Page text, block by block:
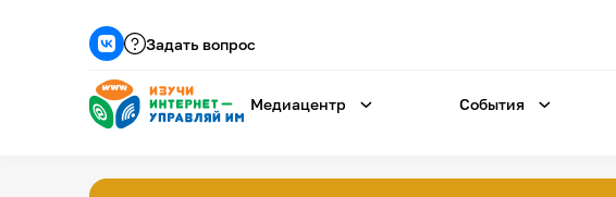
Задать вопрос
Медиацентр События